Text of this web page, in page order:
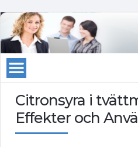
Citronsyra i
Effekter och